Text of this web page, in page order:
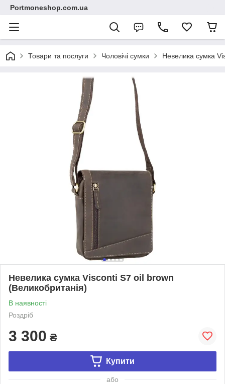
Portmoneshop.com.ua
Товари та послуги Чоловічі сумки Невелика сумка
Невелика сумка Visconti S7 oil brown
(Великобританія)
В наявності
Роздріб
3 300 ₴
Купити
або